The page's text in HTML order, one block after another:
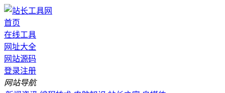
首页
在线工具
网址大全
网站源码
登录注册
网站导航